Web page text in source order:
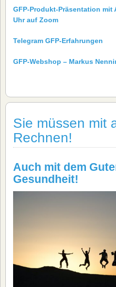
GFP-Produkt-Präsentation mit
Uhr auf Zoom
Telegram GFP-Erfahrungen
GFP-Webshop – Markus
Sie müssen mit
Rechnen!
Auch mit dem
Gesundheit!